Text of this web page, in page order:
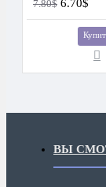
7.80$ 6.70$
ВЫ